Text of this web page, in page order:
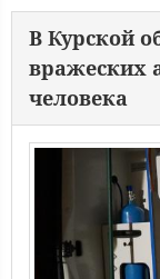
В Курской
вражеских
человека